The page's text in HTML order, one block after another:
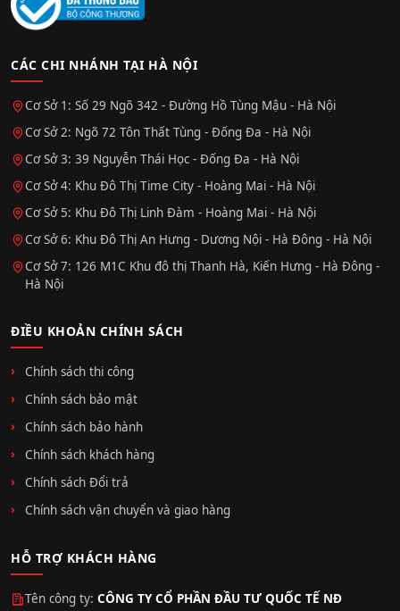
CÁC CHI NHÁNH TẠI HÀ NỘI
Cơ Sở 1: Số 29 Ngõ 342 - Đường Hồ Tùng Mậu - Hà Nội
Cơ Sở 2: Ngõ 72 Tôn Thất Tùng - Đống Đa - Hà Nội
Cơ Sở 3: 39 Nguyễn Thái Học - Đống Đa - Hà Nội
Cơ Sở 4: Khu Đô Thị Time City - Hoàng Mai - Hà Nội
Cơ Sở 5: Khu Đô Thị Linh Đàm - Hoàng Mai - Hà Nội
Cơ Sở 6: Khu Đô Thị An Hưng - Dương Nội - Hà Đông - Hà Nội
Cơ Sở 7: 126 M1C Khu đô thị Thanh Hà, Kiến Hưng - Hà Đông -
Hà Nội
ĐIỀU KHOẢN CHÍNH SÁCH
Chính sách thi công
Chính sách bảo mật
Chính sách bảo hành
Chính sách khách hàng
Chính sách Đổi trả
Chính sách vận chuyển và giao hàng
HỖ TRỢ KHÁCH HÀNG
Tên công ty: CÔNG TY CỔ PHẦN ĐẦU TƯ QUỐC TẾ NĐ